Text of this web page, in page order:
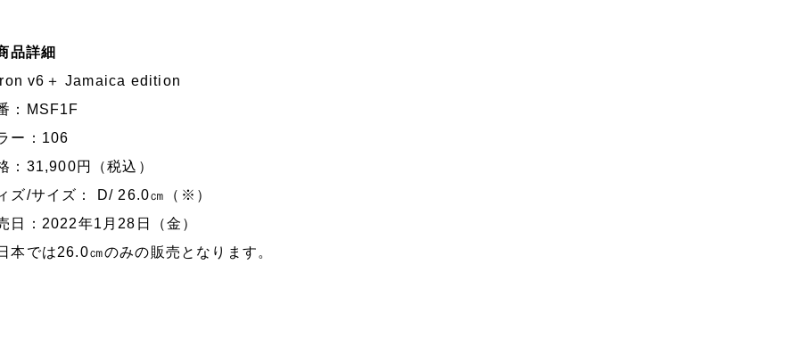
品詳細
v6＋ Jamaica edition
：MSF1F
ー：106
：31,900円（税込）
ズ/サイズ： D/ 26.0㎝（※）
日：2022年1月28日（金）
本では26.0㎝のみの販売となります。